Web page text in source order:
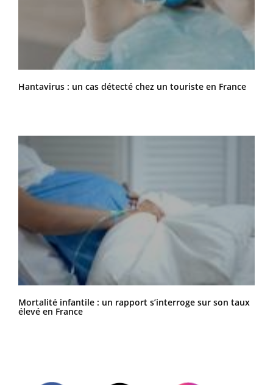
Hantavirus : un cas détecté chez un touriste en France
Mortalité infantile : un rapport s’interroge sur son taux
élevé en France